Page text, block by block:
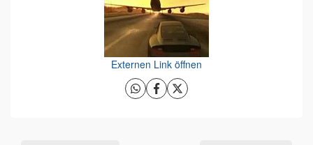
Externen Link öffnen